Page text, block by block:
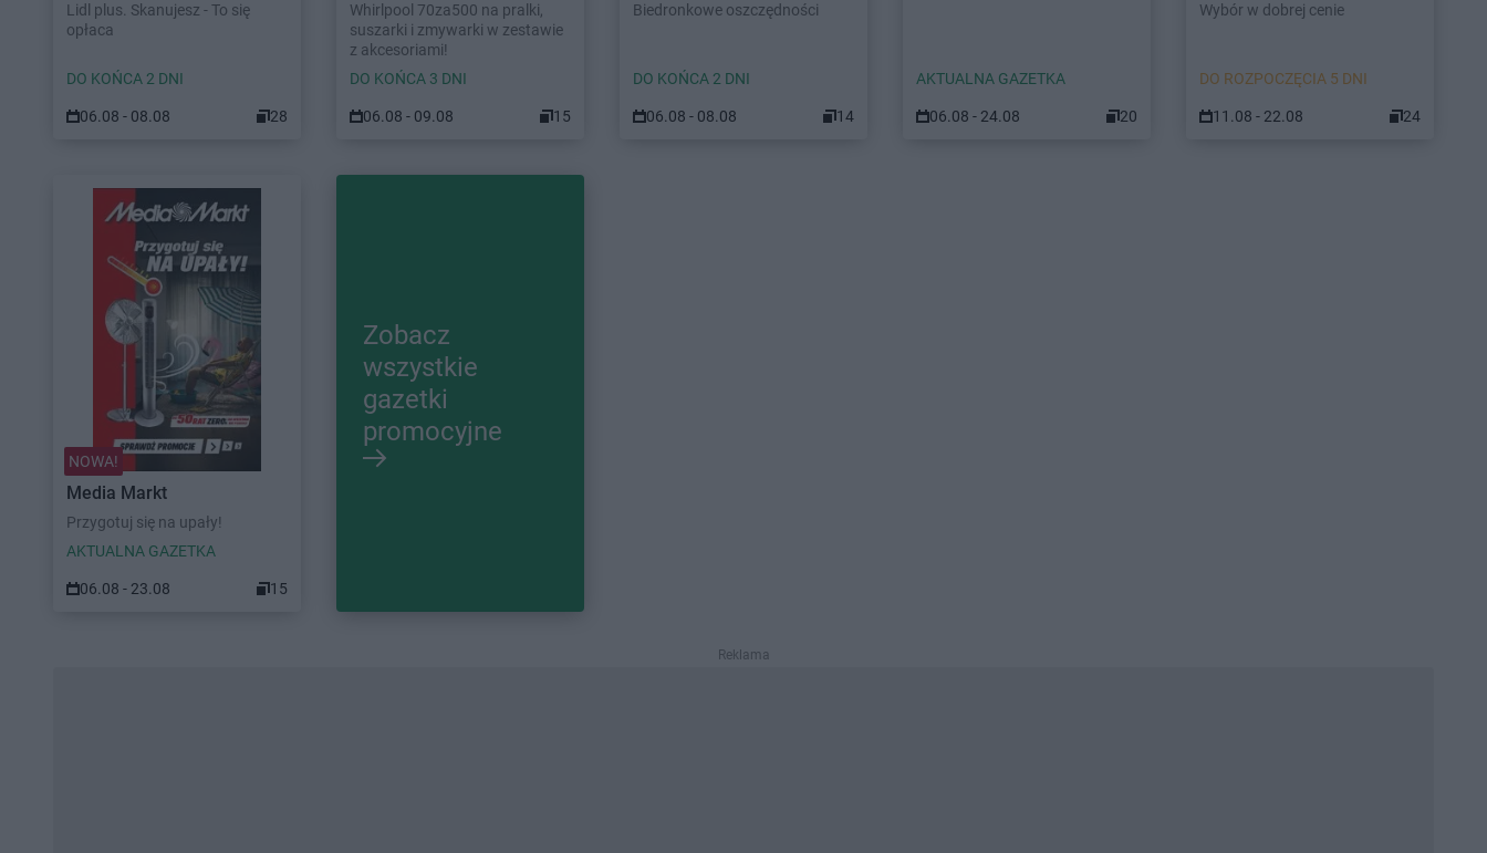
Lidl plus. Skanujesz - To się
opłaca
DO KOŃCA 2 DNI
06.08 - 08.08 28
Whirlpool 70za500 na pralki,
suszarki i zmywarki w zestawie
z akcesoriami!
DO KOŃCA 3 DNI
06.08 - 09.08 15
Biedronkowe oszczędności
DO KOŃCA 2 DNI
06.08 - 08.08 14
AKTUALNA GAZETKA
06.08 - 24.08 20
Wybór w dobrej cenie
DO ROZPOCZĘCIA 5 DNI
11.08 - 22.08 24
NOWA!
Media Markt
Przygotuj się na upały!
AKTUALNA GAZETKA
06.08 - 23.08 15
Zobacz
wszystkie
gazetki
promocyjne
Reklama